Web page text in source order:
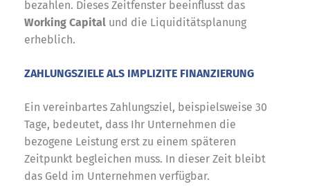
bezahlen. Dieses Zeitfenster beeinflusst das
Working Capital und die Liquiditätsplanung
erheblich.
ZAHLUNGSZIELE ALS IMPLIZITE FINANZIERUNG
Ein vereinbartes Zahlungsziel, beispielsweise 30
Tage, bedeutet, dass Ihr Unternehmen die
bezogene Leistung erst zu einem späteren
Zeitpunkt begleichen muss. In dieser Zeit bleibt
das Geld im Unternehmen verfügbar.